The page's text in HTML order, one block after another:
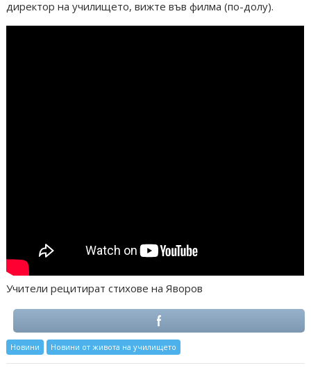
директор на училището, вижте във филма (по-долу).
Учители рецитират стихове на Яворов
Новини Новини от живота на училището